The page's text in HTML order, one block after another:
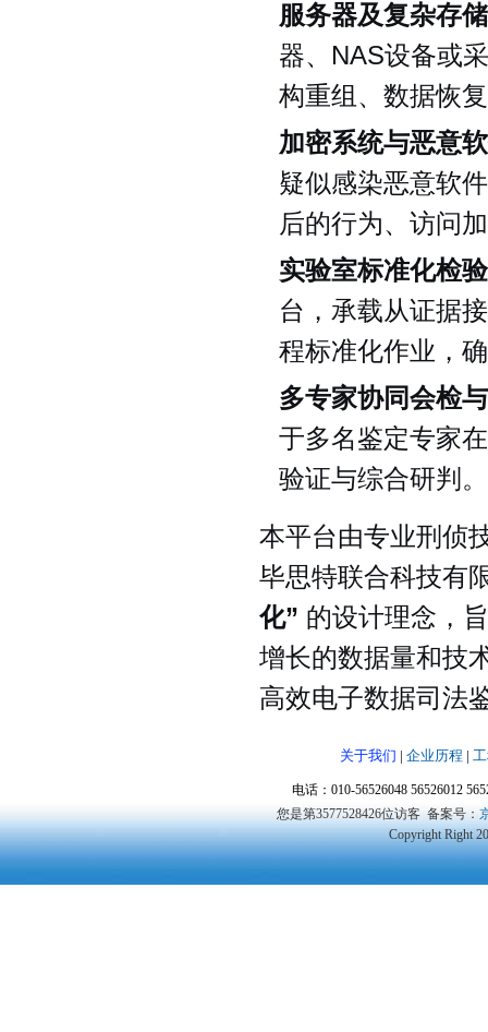
服务器及复杂存
器、NAS设备或
构重组、数据恢
加密系统与恶意
疑似感染恶意软
后的行为、访问
实验室标准化检
台，承载从证据
程标准化作业，
多专家协同会检
于多名鉴定专家
验证与综合研判。
本平台由专业刑侦
毕思特联合科技有
化” 的设计理念，
增长的数据量和技
高效电子数据司法
关于我们 | 企业历程 |
电话：010-56526048 56526012
您是第3577528426位访客 备案号：
Copyright Right